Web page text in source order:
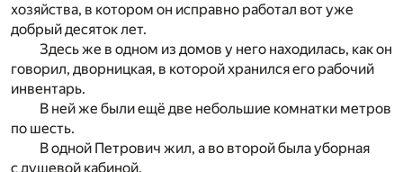
хозяйства, в котором он исправно работал вот уже
добрый десяток лет.
Здесь же в одном из домов у него находилась, как он
говорил, дворницкая, в которой хранился его рабочий
инвентарь.
В ней же были ещё две небольшие комнатки метров
по шесть.
В одной Петрович жил, а во второй была уборная
с душевой кабиной.